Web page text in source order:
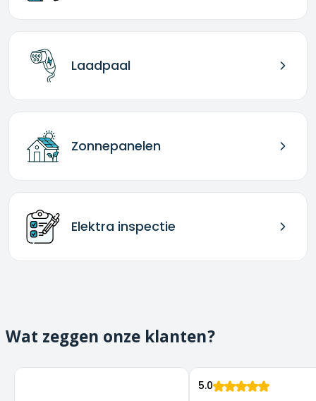
Laadpaal
Zonnepanelen
Elektra inspectie
Wat zeggen onze klanten?
5.0